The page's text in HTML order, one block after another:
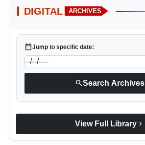
DIGITAL ARCHIVES
calendar_todayJump to specific date:
searchSearch Archives
View Full Library chevron_right